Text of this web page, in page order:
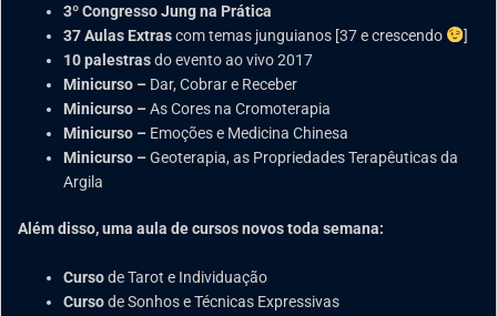
3º Congresso Jung na Prática
37 Aulas Extrascom temas junguianos [37 e crescendo
]
10 palestrasdo evento ao vivo 2017
Minicurso – Dar, Cobrar e Receber
Minicurso –As Cores na Cromoterapia
Minicurso – Emoções e Medicina Chinesa
Minicurso –Geoterapia, as Propriedades Terapêuticas da
Argila
Além disso, uma aula de cursos novos toda semana:
Cursode Tarot e Individuação
Cursode Sonhos e Técnicas Expressivas